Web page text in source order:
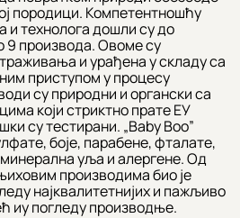
породици. Компетентношћу
и технолога дошли су до
9 производа. Овоме су
и урађена у складу са
приступом у процесу
су природни и органски са
који стриктно прате ЕУ
су тестирани. „Baby Boo”
боје, парабене, фталате,
уља и алергене. Од
производима био је
најквалитетнијих и пажљиво
иу погледу производње.